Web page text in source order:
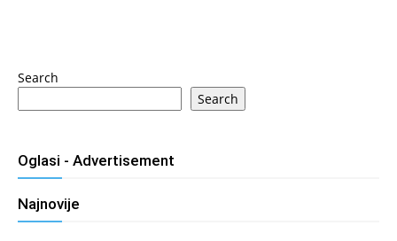
Search
Search
Oglasi - Advertisement
Najnovije